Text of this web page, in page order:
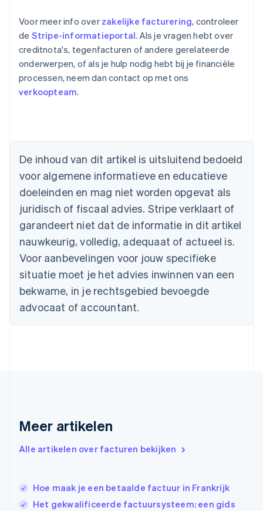
Voor meer info over zakelijke facturering, controleer
de Stripe-informatieportal. Als je vragen hebt over
creditnota's, tegenfacturen of andere gerelateerde
onderwerpen, of als je hulp nodig hebt bij je financiële
processen, neem dan contact op met ons
verkoopteam.
De inhoud van dit artikel is uitsluitend bedoeld
voor algemene informatieve en educatieve
doeleinden en mag niet worden opgevat als
juridisch of fiscaal advies. Stripe verklaart of
garandeert niet dat de informatie in dit artikel
nauwkeurig, volledig, adequaat of actueel is.
Voor aanbevelingen voor jouw specifieke
situatie moet je het advies inwinnen van een
bekwame, in je rechtsgebied bevoegde
advocaat of accountant.
Meer artikelen
Alle artikelen over facturen bekijken
Hoe maak je een betaalde factuur in Frankrijk
Het gekwalificeerde factuursysteem: een gids
Australië
Português English
Bulgarije
English
Canada
EnglishFrançais
English
Denemarken
Duitsland
DeutschEnglish
Estland
Finland
EnglishSvenska
English
Hongkong SAR, China
English简体中文
English
Italië